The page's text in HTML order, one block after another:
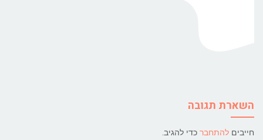
השארת תגובה
חייבים להתחבר כדי להגיב.